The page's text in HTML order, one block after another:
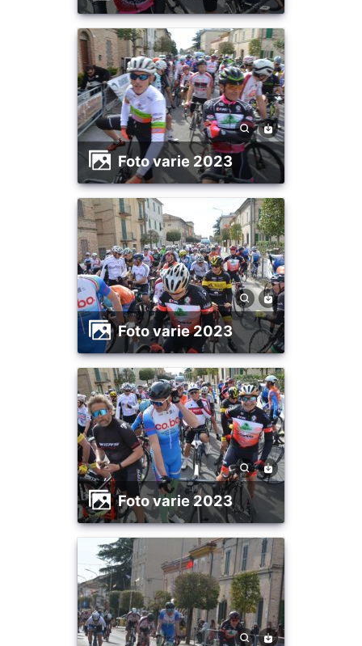
foto varie 2023
foto varie 2023
foto varie 2023